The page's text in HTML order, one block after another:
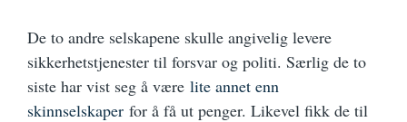
De to andre selskapene skulle angivelig levere
sikkerhetstjenester til forsvar og politi. Særlig de to
siste har vist seg å være lite annet enn
skinnselskaper for å få ut penger. Likevel fikk de til